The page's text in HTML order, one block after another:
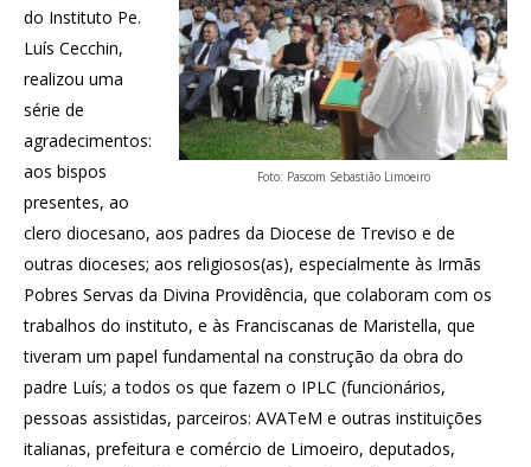
Foto: Pascom Sebastião Limoeiro
do Instituto Pe.
Luís Cecchin,
realizou uma
série de
agradecimentos:
aos bispos
presentes, ao
clero diocesano, aos padres da Diocese de Treviso e de
outras dioceses; aos religiosos(as), especialmente às Irmãs
Pobres Servas da Divina Providência, que colaboram com os
trabalhos do instituto, e às Franciscanas de Maristella, que
tiveram um papel fundamental na construção da obra do
padre Luís; a todos os que fazem o IPLC (funcionários,
pessoas assistidas, parceiros: AVATeM e outras instituições
italianas, prefeitura e comércio de Limoeiro, deputados,